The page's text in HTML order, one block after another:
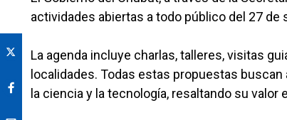
actividades abiertas a todo público del 27
La agenda incluye charlas, talleres, visitas
localidades. Todas estas propuestas
la ciencia y la tecnología, resaltando su